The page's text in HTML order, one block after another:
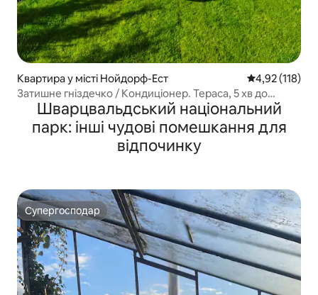
Квартира у місті Нойдорф-Ест Середня
4,92 (118)
Затишне гніздечко / Кондиціонер. Тераса, 5 хв до
центру. Паркінг.
Шварцвальдський національний
парк: інші чудові помешкання для
відпочинку
Супергосподар
Супергосподар